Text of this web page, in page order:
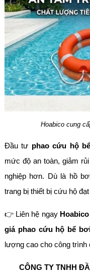
Hoabico cung
Đầu tư phao cứu hộ
mức độ an toàn, giảm
nghiệp hơn. Dù là hồ
trang bị thiết bị cứu hộ
👉 Liên hệ ngay Hoabico
giá phao cứu hộ bể
lượng cao cho công trình
CÔNG TY TNHH